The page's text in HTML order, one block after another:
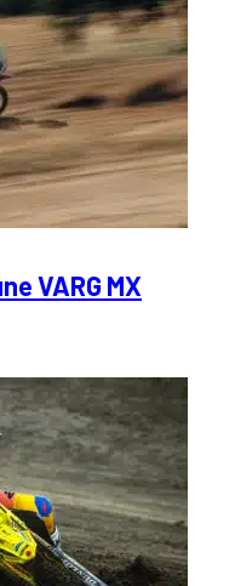
VARG MX